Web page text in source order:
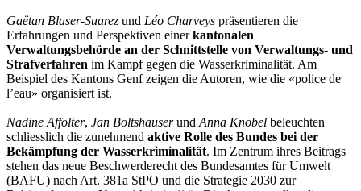
Gaëtan Blaser-Suarez und Léo Charveys präsentieren die
Erfahrungen und Perspektiven einerkantonalen
Verwaltungsbehörde an der Schnittstelle von Verwaltungs- und
Strafverfahren im Kampf gegen die Wasserkriminalität. Am
Beispiel des Kantons Genf zeigen die Autoren, wie die «police de
l’eau» organisiert ist.
Nadine Affolter, Jan Boltshauserund Anna Knobel beleuchten
schliesslich die zunehmend aktive Rolle des Bundes bei der
Bekämpfung der Wasserkriminalität. Im Zentrum ihres Beitrags
stehen das neue Beschwerderecht des Bundesamtes für Umwelt
(BAFU) nach Art. 381a StPO und die Strategie 2030 zur